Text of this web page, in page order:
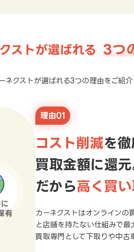
ストが選ばれる 3つ
ネクストが選ばれる3つの理由をご紹介
理由01
コスト削減を徹
買取金額に還元
だから高く買
カーネクストはオンラインの
と店舗を持たない仕組みで最
買取専門として下取りや中古